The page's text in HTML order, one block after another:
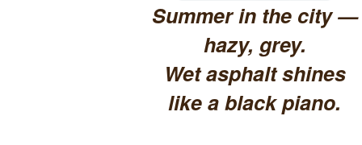
Summer in the city —
hazy, grey.
Wet asphalt shines
like a black piano.